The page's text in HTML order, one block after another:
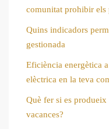
comunitat prohibir els
Quins indicadors
gestionada
Eficiència energètica
elèctrica en la teva
Què fer si es produeix
vacances?